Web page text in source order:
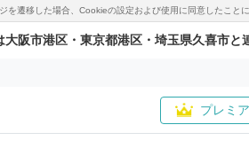
遷移した場合、Cookieの設定および使用に同意したこと
阪市港区・東京都港区・埼玉県久喜市と
プレミ